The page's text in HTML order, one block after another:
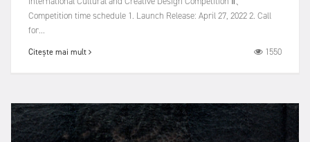
Competition time schedule 1. Launch Release: April 27, 2022 2. Call
for...
Citește mai mult 1550